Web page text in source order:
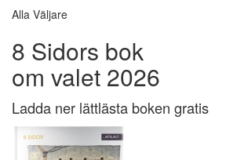
Alla Väljare
8 Sidors bok
om valet 2026
Ladda ner lättlästa boken gratis